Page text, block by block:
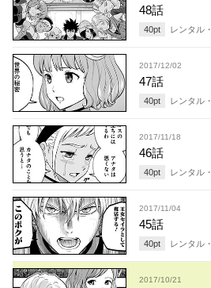
48話
40pt レンタル・
2017/12/02
47話
40pt レンタル・
2017/11/18
46話
40pt レンタル・
2017/11/04
45話
40pt レンタル・
2017/10/21